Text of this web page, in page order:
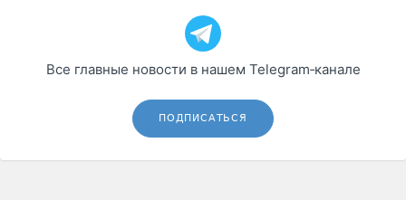
Все главные новости в нашем Telegram‑канале
ПОДПИСАТЬСЯ